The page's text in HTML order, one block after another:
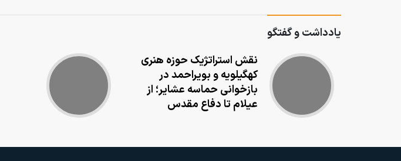
یادداشت و گفتگو
نقش استراتژیک حوزه هنری
کهگیلویه و بویراحمد در
بازخوانی حماسه عشایر؛ از
عیلام تا دفاع مقدس